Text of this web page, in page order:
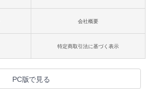
会社概要
特定商取引法に基づく表示
PC版で見る